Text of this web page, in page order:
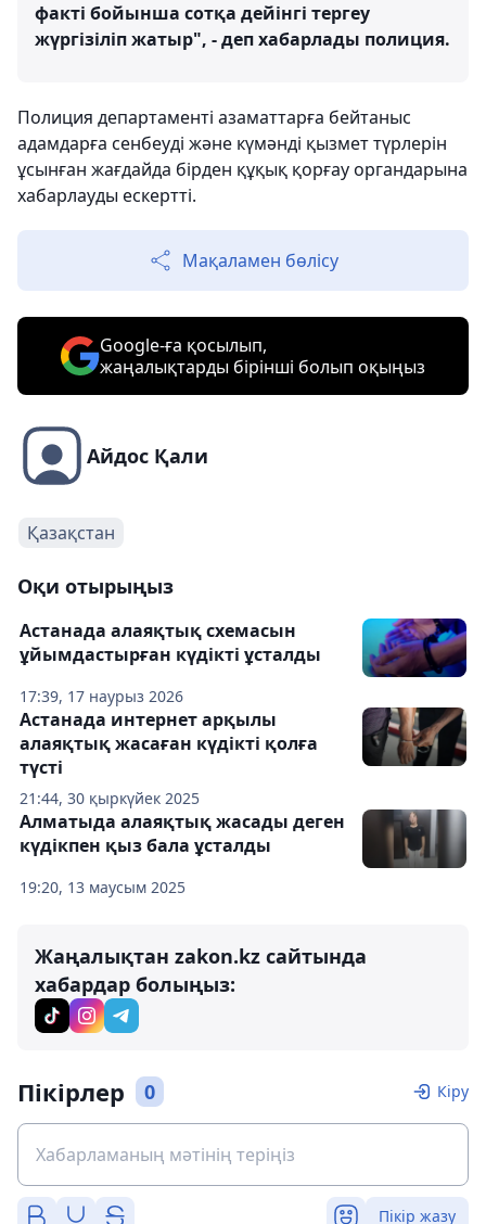
факті бойынша сотқа дейінгі тергеу
жүргізіліп жатыр", - деп хабарлады полиция.
Полиция департаменті азаматтарға бейтаныс
адамдарға сенбеуді және күмәнді қызмет түрлерін
ұсынған жағдайда бірден құқық қорғау органдарына
хабарлауды ескертті.
Мақаламен бөлісу
Google-ға қосылып,
жаңалықтарды бірінші болып оқыңыз
Айдос Қали
Қазақстан
Оқи отырыңыз
17:39, 17 наурыз 2026
Астанада алаяқтық схемасын
ұйымдастырған күдікті ұсталды
21:44, 30 қыркүйек 2025
Астанада интернет арқылы
алаяқтық жасаған күдікті қолға
түсті
19:20, 13 маусым 2025
Алматыда алаяқтық жасады деген
күдікпен қыз бала ұсталды
Жаңалықтан zakon.kz сайтында
хабардар болыңыз:
Пікірлер 0 Кіру
Пікір жазу